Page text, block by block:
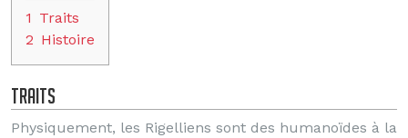
1 Traits
2 Histoire
Traits
Physiquement, les Rigelliens sont des humanoïdes à la